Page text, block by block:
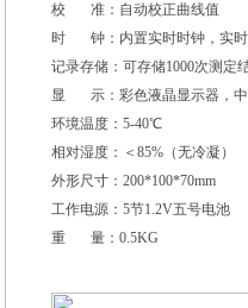
校 准：自动校正曲线值
时 钟：内置实时时钟，实时
记录存储：可存储1000次测定
显 示：彩色液晶显示器，中
环境温度：5-40℃
相对湿度：＜85%（无冷凝）
外形尺寸：200*100*70mm
工作电源：5节1.2V五号电池
重 量：0.5KG